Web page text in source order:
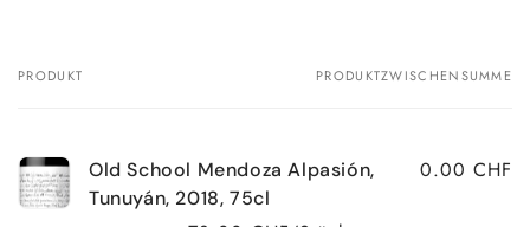
Dein
PRODUKT PRODUKTZWISCHENSUMME
Old School Mendoza Alpasión,
Tunuyán, 2018, 75cl
0.00 CHF